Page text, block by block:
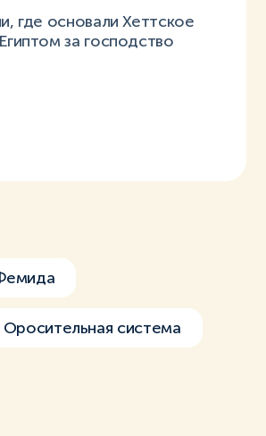
где основали Хеттское
за господство
Оросительная система